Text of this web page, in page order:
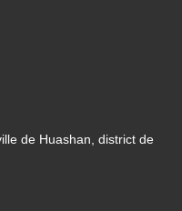
de Huashan, district de